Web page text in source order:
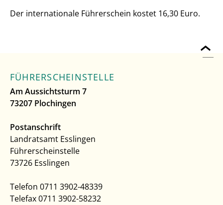
Der internationale Führerschein kostet 16,30 Euro.
FÜHRERSCHEINSTELLE
Am Aussichtsturm 7
73207 Plochingen
Postanschrift
Landratsamt Esslingen
Führerscheinstelle
73726 Esslingen
Telefon 0711 3902-48339
Telefax 0711 3902-58232